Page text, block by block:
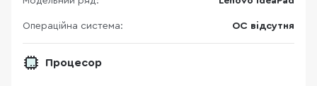
Операційна система: ОС відсутня
Процесор